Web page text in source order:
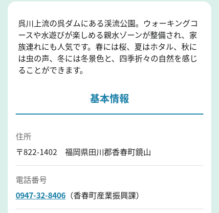
呉川上流の呉ダムにある渓流公園。ウォーキングコ
ースや⽔遊びが楽しめる親⽔ゾーンが整備され、家
族連れにも⼈気です。春には桜、夏はホタル、秋に
は⾍の声、冬には冬景⾊と、四季折々の⾃然を感じ
ることができます。
基本情報
住所
〒822-1402 福岡県田川郡香春町鏡山
電話番号
0947-32-8406 （香春町産業振興課）